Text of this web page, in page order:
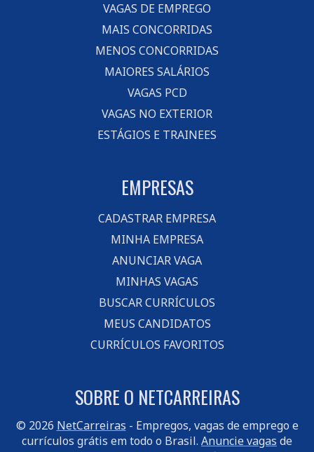
VAGAS DE EMPREGO
MAIS CONCORRIDAS
MENOS CONCORRIDAS
MAIORES SALÁRIOS
VAGAS PCD
VAGAS NO EXTERIOR
ESTÁGIOS E TRAINEES
EMPRESAS
CADASTRAR EMPRESA
MINHA EMPRESA
ANUNCIAR VAGA
MINHAS VAGAS
BUSCAR CURRÍCULOS
MEUS CANDIDATOS
CURRÍCULOS FAVORITOS
SOBRE O NETCARREIRAS
© 2026 NetCarreiras - Empregos, vagas de emprego e
currículos grátis em todo o Brasil. Anuncie vagas de